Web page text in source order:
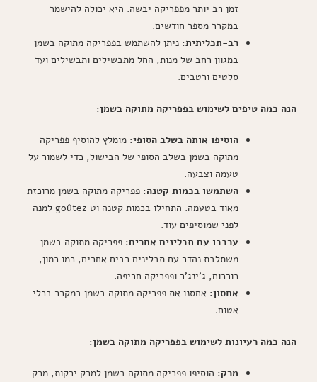
זמן רב יותר מפפריקה יבשה. היא יכולה להישמר
במקרר מספר חודשים.
רב-תכליתית: ניתן להשתמש בפפריקה מתוקה בשמן
במגוון רחב של מנות, החל מתבשילים ותבשילים ועד
סלטים ורטבים.
הנה כמה טיפים לשימוש בפפריקה מתוקה בשמן:
הוסיפו אותה בשלב הסופי: מומלץ להוסיף פפריקה
מתוקה בשמן בשלב הסופי של הבישול, כדי לשמור על
טעמה וצבעה.
השתמשו בכמות קטנה: פפריקה מתוקה בשמן מרוכזת
מאוד בטעמה. התחילו בכמות קטנה וט goûtez למנה
לפני שמוסיפים עוד.
ערבבו עם תבלינים אחרים: פפריקה מתוקה בשמן
משתלבת נהדר עם תבלינים רבים אחרים, כמו כמון,
כורכום, ג'ינג'ר ופפריקה חריפה.
אחסון: אחסנו את פפריקה מתוקה בשמן במקרר בכלי
אטום.
הנה כמה רעיונות לשימוש בפפריקה מתוקה בשמן:
מרק: הוסיפו פפריקה מתוקה בשמן למרק ירקות, מרק